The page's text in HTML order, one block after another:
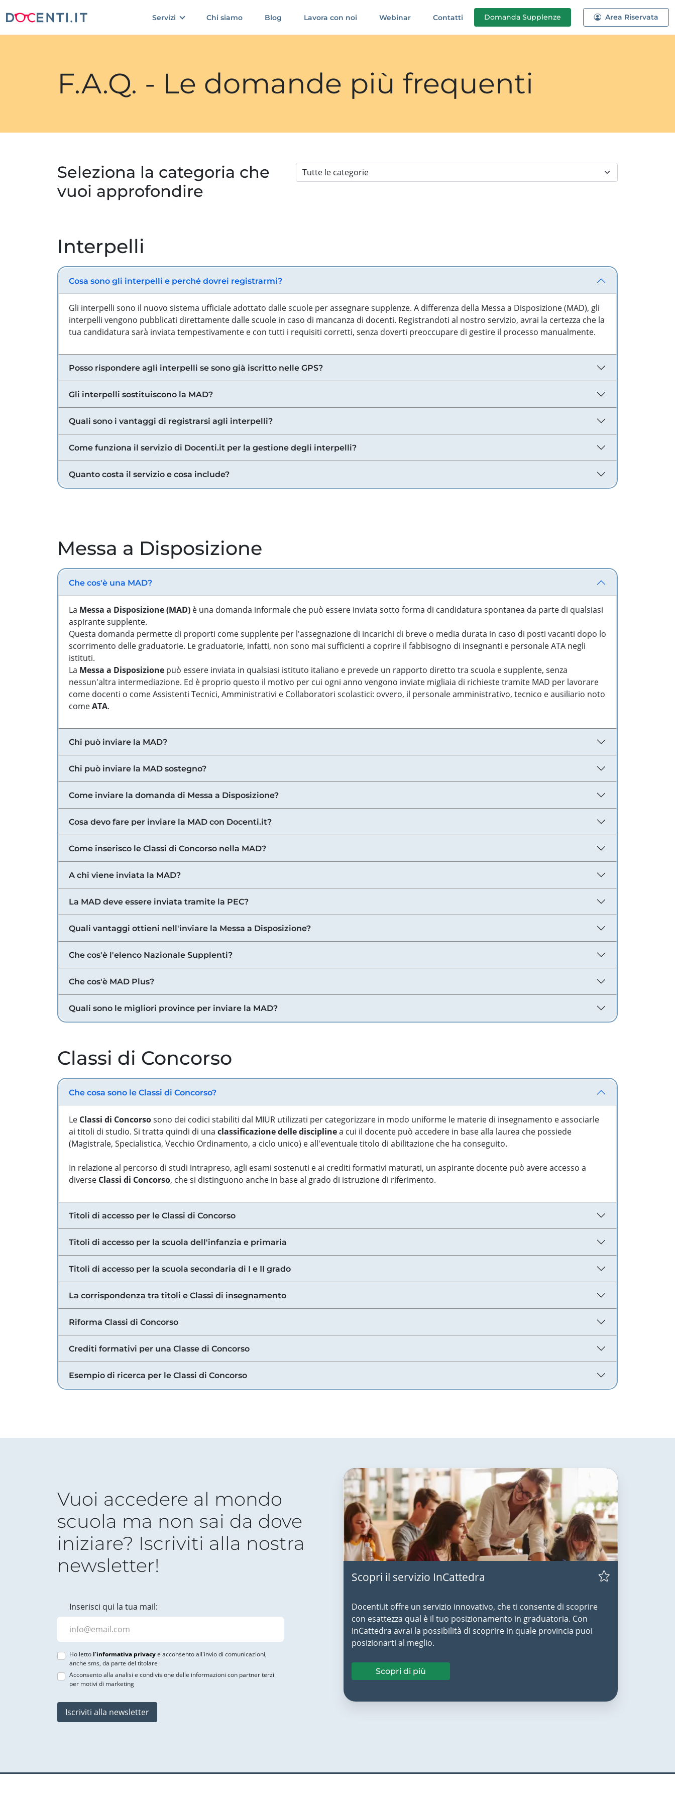
Servizi Chi siamo Blog Lavora con noi Webinar Contatti Domanda Supplenze Area Riservata
F.A.Q. - Le domande più frequenti
Seleziona la categoria che
vuoi approfondire
Interpelli
Cosa sono gli interpelli e perché dovrei registrarmi?
Gli interpelli sono il nuovo sistema ufficiale adottato dalle scuole per assegnare supplenze. A differenza della Messa a Disposizione (MAD), gli
interpelli vengono pubblicati direttamente dalle scuole in caso di mancanza di docenti. Registrandoti al nostro servizio, avrai la certezza che la
tua candidatura sarà inviata tempestivamente e con tutti i requisiti corretti, senza doverti preoccupare di gestire il processo manualmente.
Posso rispondere agli interpelli se sono già iscritto nelle GPS?
Gli interpelli sostituiscono la MAD?
Quali sono i vantaggi di registrarsi agli interpelli?
Come funziona il servizio di Docenti.it per la gestione degli interpelli?
Quanto costa il servizio e cosa include?
Messa a Disposizione
Che cos'è una MAD?
La Messa a Disposizione (MAD) è una domanda informale che può essere inviata sotto forma di candidatura spontanea da parte di qualsiasi
aspirante supplente.
Questa domanda permette di proporti come supplente per l'assegnazione di incarichi di breve o media durata in caso di posti vacanti dopo lo
scorrimento delle graduatorie. Le graduatorie, infatti, non sono mai sufficienti a coprire il fabbisogno di insegnanti e personale ATA negli
istituti.
La Messa a Disposizione può essere inviata in qualsiasi istituto italiano e prevede un rapporto diretto tra scuola e supplente, senza
nessun'altra intermediazione. Ed è proprio questo il motivo per cui ogni anno vengono inviate migliaia di richieste tramite MAD per lavorare
come docenti o come Assistenti Tecnici, Amministrativi e Collaboratori scolastici: ovvero, il personale amministrativo, tecnico e ausiliario noto
comeATA.
Chi può inviare la MAD?
Chi può inviare la MAD sostegno?
Come inviare la domanda di Messa a Disposizione?
Cosa devo fare per inviare la MAD con Docenti.it?
Come inserisco le Classi di Concorso nella MAD?
A chi viene inviata la MAD?
La MAD deve essere inviata tramite la PEC?
Quali vantaggi ottieni nell'inviare la Messa a Disposizione?
Che cos'è l'elenco Nazionale Supplenti?
Che cos'è MAD Plus?
Quali sono le migliori province per inviare la MAD?
Classi di Concorso
Che cosa sono le Classi di Concorso?
Le Classi di Concorsosono dei codici stabiliti dal MIUR utilizzati per categorizzare in modo uniforme le materie di insegnamento e associarle
ai titoli di studio. Si tratta quindi di una classificazione delle disciplinea cui il docente può accedere in base alla laurea che possiede
(Magistrale, Specialistica, Vecchio Ordinamento, a ciclo unico) e all'eventuale titolo di abilitazione che ha conseguito.
In relazione al percorso di studi intrapreso, agli esami sostenuti e ai crediti formativi maturati, un aspirante docente può avere accesso a
diverse Classi di Concorso, che si distinguono anche in base al grado di istruzione di riferimento.
Titoli di accesso per le Classi di Concorso
Titoli di accesso per la scuola dell'infanzia e primaria
Titoli di accesso per la scuola secondaria di I e II grado
La corrispondenza tra titoli e Classi di insegnamento
Riforma Classi di Concorso
Crediti formativi per una Classe di Concorso
Esempio di ricerca per le Classi di Concorso
Vuoi accedere al mondo
scuola ma non sai da dove
iniziare? Iscriviti alla nostra
newsletter!
Inserisci qui la tua mail:
Ho letto l'informativa privacye acconsento all'invio di comunicazioni,
anche sms, da parte del titolare
Acconsento alla analisi e condivisione delle informazioni con partner terzi
per motivi di marketing
Iscriviti alla newsletter
Scopri il servizio InCattedra
Docenti.it offre un servizio innovativo, che ti consente di scoprire
con esattezza qual è il tuo posizionamento in graduatoria. Con
InCattedra avrai la possibilità di scoprire in quale provincia puoi
posizionarti al meglio.
Scopri di più